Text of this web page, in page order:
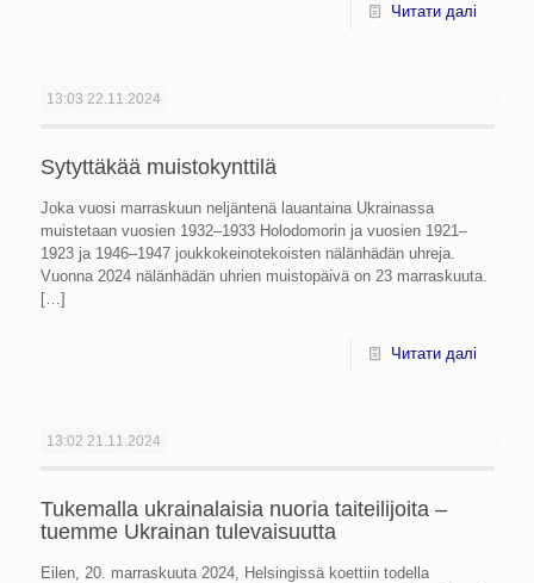
Читати далі
13:03 22.11.2024
Sytyttäkää muistokynttilä
Joka vuosi marraskuun neljäntenä lauantaina Ukrainassa
muistetaan vuosien 1932–1933 Holodomorin ja vuosien 1921–
1923 ja 1946–1947 joukkokeinotekoisten nälänhädän uhreja.
Vuonna 2024 nälänhädän uhrien muistopäivä on 23 marraskuuta.
[…]
Читати далі
13:02 21.11.2024
Tukemalla ukrainalaisia nuoria taiteilijoita –
tuemme Ukrainan tulevaisuutta
Eilen, 20. marraskuuta 2024, Helsingissä koettiin todella